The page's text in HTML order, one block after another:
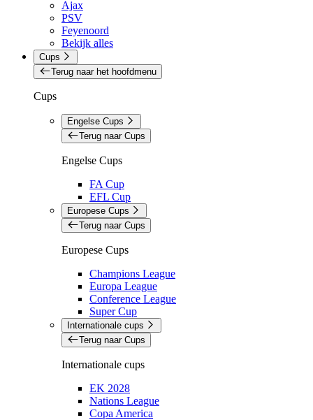
Ajax
PSV
Feyenoord
Bekijk alles
Cups
Terug naar het hoofdmenu
Cups
Engelse Cups
Terug naar Cups
Engelse Cups
FA Cup
EFL Cup
Europese Cups
Terug naar Cups
Europese Cups
Champions League
Europa League
Conference League
Super Cup
Internationale cups
Terug naar Cups
Internationale cups
EK 2028
Nations League
Copa America